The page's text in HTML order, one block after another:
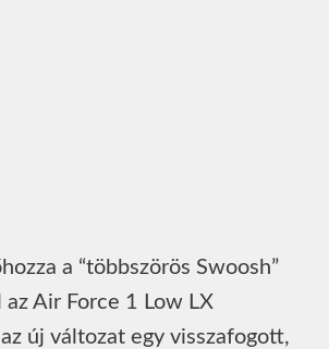
a “többszörös Swoosh”
Air Force 1 Low LX
új változat egy visszafogott,